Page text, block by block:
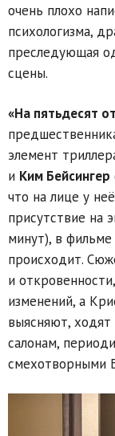
очень плохо
психологизма,
преследующая
сцены.
«На пятьдесят
элемент
и Ким Бейсингер
что на лице у
присутствие на
минут), в
происходит.
и
изменений, а
выясняют,
салонам,
смехотворными